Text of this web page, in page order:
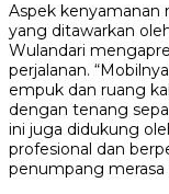
Aspek kenyamanan
yang ditawarkan
Wulandari
perjalanan.
empuk dan ruang
dengan tenang
ini juga didukung
profesional dan
penumpang merasa